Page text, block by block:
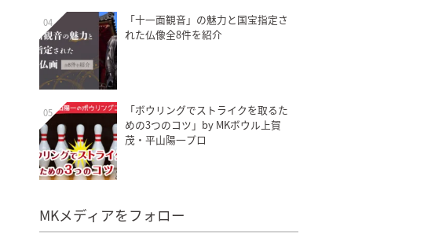
04
「十一面観音」の魅力と国宝指定さ
れた仏像全8件を紹介
05
「ボウリングでストライクを取るた
めの3つのコツ」by MKボウル上賀
茂・平山陽一プロ
MKメディアをフォロー